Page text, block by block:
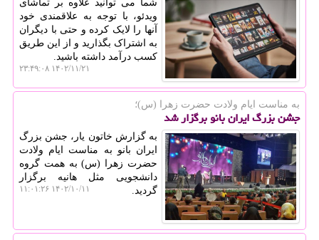
شما می توانید علاوه بر تماشای
ویدئو، با توجه به علاقمندی خود
آنها را لایک کرده و حتی با دیگران
به اشتراک بگذارید و از این طریق
کسب درآمد داشته باشید.
۱۴۰۲/۱۱/۲۱ ۲۳:۴۹:۰۸
به مناست ایام ولادت حضرت زهرا (س)؛
جشن بزرگ ایران بانو برگزار شد
به گزارش خاتون یار، جشن بزرگ
ایران بانو به مناست ایام ولادت
حضرت زهرا (س) به همت گروه
دانشجویی مثل هانیه برگزار
گردید.
۱۴۰۲/۱۰/۱۱ ۱۱:۰۱:۲۶